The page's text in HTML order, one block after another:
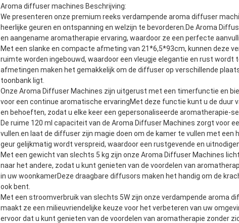
Aroma diffuser machines Beschrijving:
We presenteren onze premium reeks verdampende aroma diffuser
heerlijke geuren en ontspanning en welzijn te bevorderen.De Aroma
en aangename aromatherapie ervaring, waardoor ze een perfecte
Met een slanke en compacte afmeting van 21*6,5*93cm, kunnen deze
ruimte worden ingebouwd, waardoor een vleugje elegantie en rust wordt
afmetingen maken het gemakkelijk om de diffuser op verschillende
toonbank ligt.
Onze Aroma Diffuser Machines zijn uitgerust met een timerfunctie en
voor een continue aromatische ervaringMet deze functie kunt u de duur
en behoeften, zodat u elke keer een gepersonaliseerde aromatherapie-
De ruime 120 ml capaciteit van de Aroma Diffuser Machines zorgt voor
vullen.en laat de diffuser zijn magie doen om de kamer te vullen met
geur gelijkmatig wordt verspreid, waardoor een rustgevende en
Met een gewicht van slechts 5 kg zijn onze Aroma Diffuser Machines
naar het andere, zodat u kunt genieten van de voordelen van
in uw woonkamerDeze draagbare diffusors maken het handig om de
ook bent.
Met een stroomverbruik van slechts 5W zijn onze verdampende aroma
maakt ze een milieuvriendelijke keuze voor het verbeteren van uw
ervoor dat u kunt genieten van de voordelen van aromatherapie zonder